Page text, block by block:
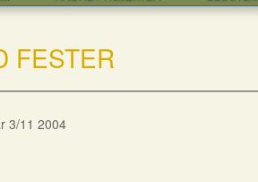
FESTER
3/11 2004